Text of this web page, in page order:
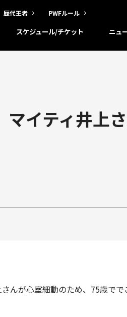
歴代王者 PWFルール
スケジュール/チケット ニュ
マイティ井上
んが心室細動のため、75歳でで